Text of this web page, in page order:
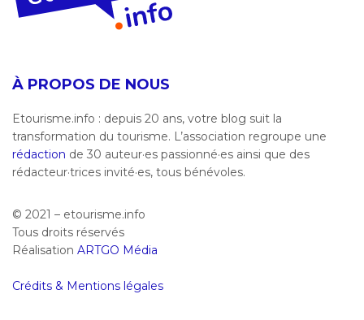
À PROPOS DE NOUS
Etourisme.info : depuis 20 ans, votre blog suit la
transformation du tourisme. L’association regroupe une
rédaction de 30 auteur·es passionné·es ainsi que des
rédacteur·trices invité·es, tous bénévoles.
© 2021 – etourisme.info
Tous droits réservés
Réalisation ARTGO Média
Crédits & Mentions légales